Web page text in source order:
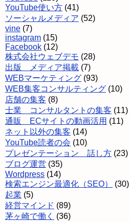
YouTube使い方 (41)
ソーシャルメディア (52)
vine (7)
instagram (15)
Facebook (12)
株式会社ウェブデモ (28)
出版 メディア掲載 (7)
WEBマーケティング (93)
WEB集客コンサルティング (10)
店舗の集客 (8)
士業 コンサルタントの集客 (11)
通販 ECサイトの動画活用 (11)
ネット以外の集客 (14)
YouTube読者の会 (10)
プレゼンテーション 話し方 (23)
ブログ運営 (35)
Wordpress (14)
検索エンジン最適化（SEO）
(30)
起業 (5)
経営マインド (89)
茅ヶ崎で働く
(36)